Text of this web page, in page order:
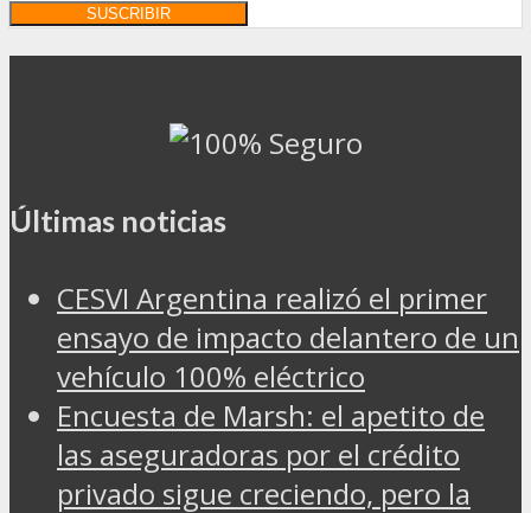
Últimas noticias
CESVI Argentina realizó el primer
ensayo de impacto delantero de un
vehículo 100% eléctrico
Encuesta de Marsh: el apetito de
las aseguradoras por el crédito
privado sigue creciendo, pero la